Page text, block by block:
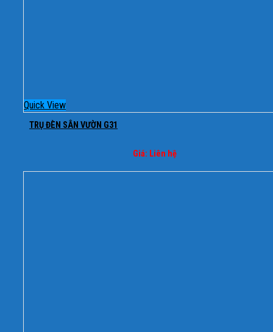
Quick View
TRỤ ĐÈN SÂN VƯỜN G31
Giá: Liên hệ